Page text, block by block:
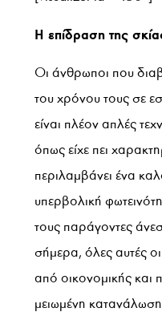
Η επίδραση της
Οι άνθρωποι που
του χρόνου τους σε
είναι πλέον απλές
όπως είχε πει
περιλαμβάνει ένα
υπερβολική
τους παράγοντες
σήμερα, όλες αυτές
από οικονομικής και
μειωμένη